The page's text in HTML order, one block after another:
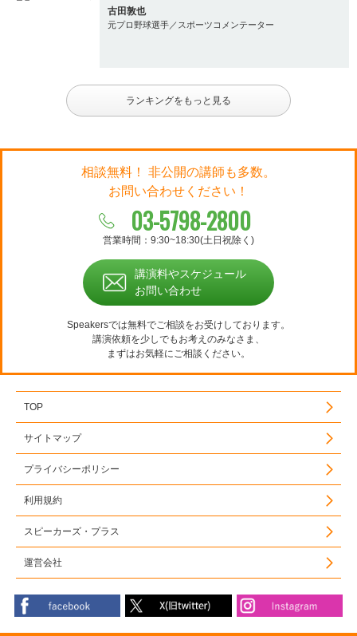
古田敦也
元プロ野球選手／スポーツコメンテーター
ランキングをもっと見る
相談無料！ 非公開の講師も多数。
お問い合わせください！
03-5798-2800
営業時間：9:30~18:30(土日祝除く)
講演料やスケジュール
お問い合わせ
Speakersでは無料でご相談をお受けしております。
講演依頼を少しでもお考えのみなさま、
まずはお気軽にご相談ください。
TOP
サイトマップ
プライバシーポリシー
利用規約
スピーカーズ・プラス
運営会社